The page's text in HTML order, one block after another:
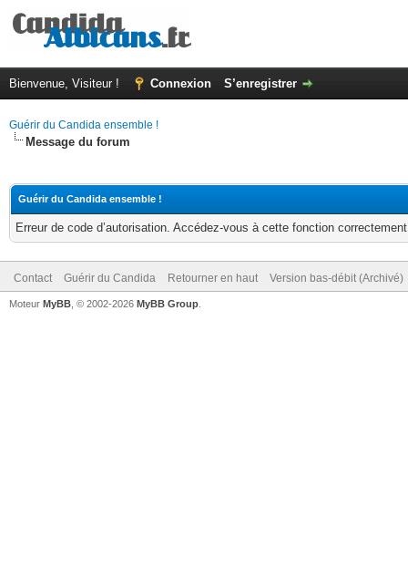
Bienvenue, Visiteur ! Connexion S’enregistrer
Guérir du Candida ensemble !
Message du forum
Guérir du Candida ensemble !
Erreur de code d’autorisation. Accédez-vous à cette fonction
Contact Guérir du Candida Retourner en haut Version bas-débit (Archivé)
Moteur MyBB , © 2002-2026 MyBB Group